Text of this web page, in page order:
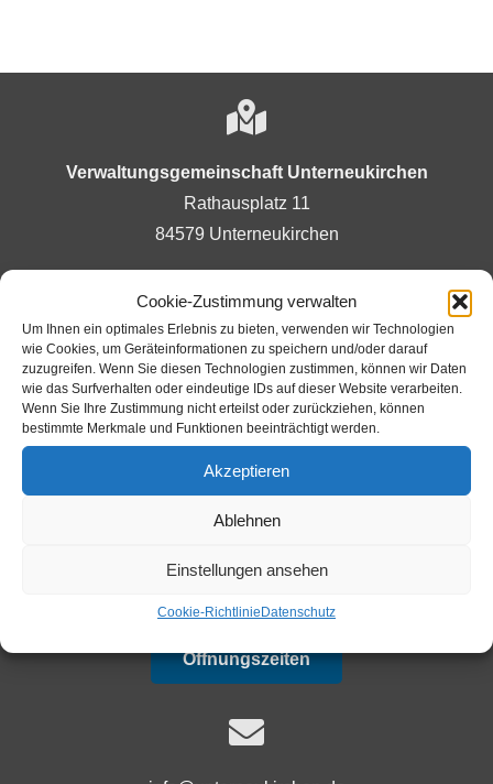
Cookie-Zustimmung verwalten
Um Ihnen ein optimales Erlebnis zu bieten, verwenden wir Technologien
wie Cookies, um Geräteinformationen zu speichern und/oder darauf
zuzugreifen. Wenn Sie diesen Technologien zustimmen, können wir Daten
wie das Surfverhalten oder eindeutige IDs auf dieser Website verarbeiten.
Wenn Sie Ihre Zustimmung nicht erteilst oder zurückziehen, können
bestimmte Merkmale und Funktionen beeinträchtigt werden.
Akzeptieren
Ablehnen
Einstellungen ansehen
Cookie-Richtlinie Datenschutz
Verwaltungsgemeinschaft Unterneukirchen
Rathausplatz 11
84579 Unterneukirchen
+49 (0)8634-9882-0
+49 (0)8634-9882-22
Öffnungszeiten